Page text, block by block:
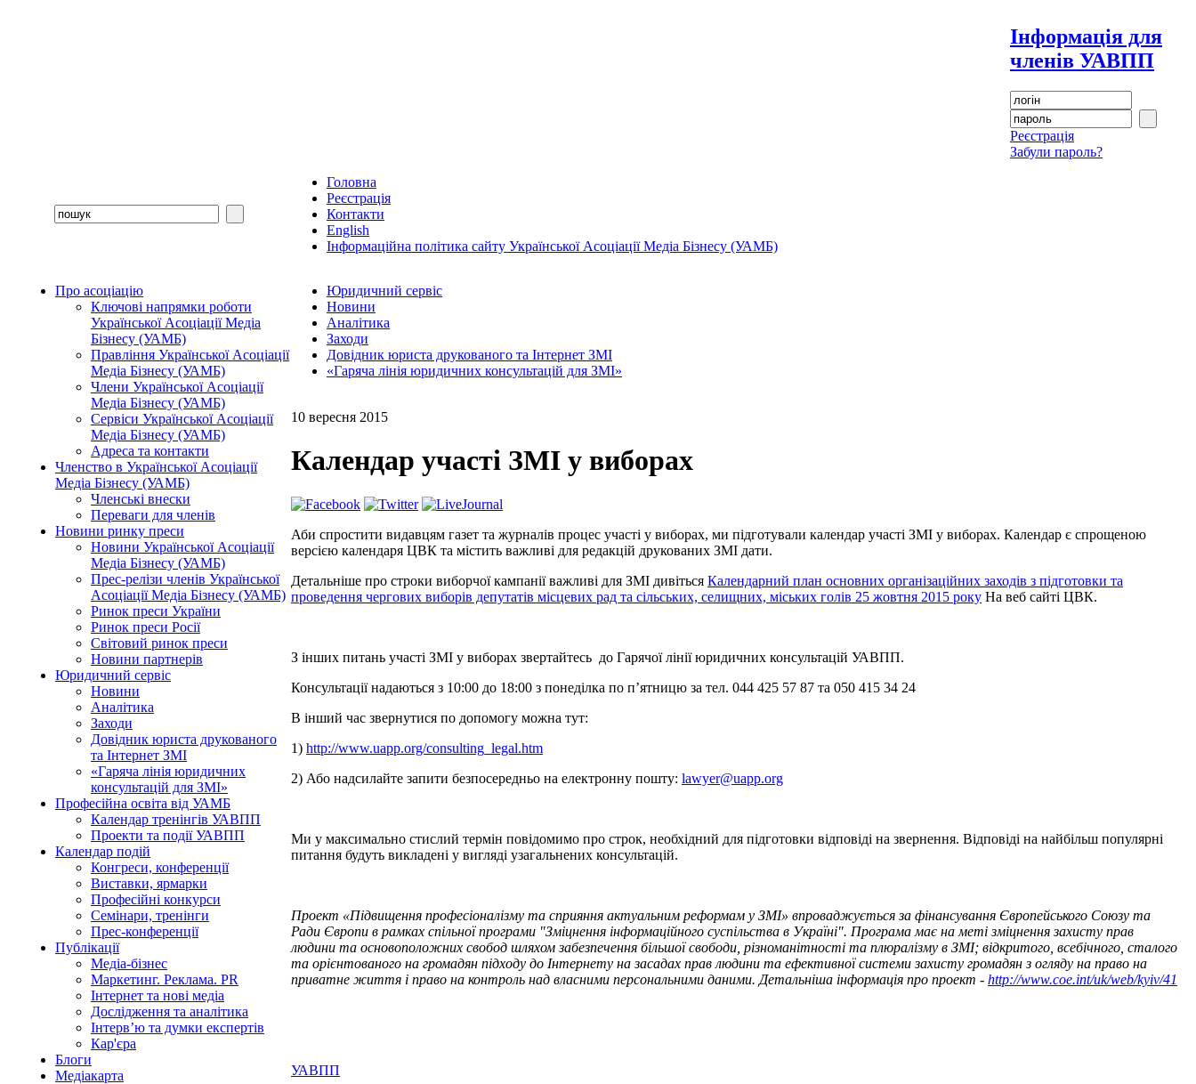
Інформація для
членів УАВПП
Реєстрація
Забули пароль?
Головна
Реєстрація
Контакти
English
Інформаційна політика сайту Української Асоціації Медіа Бізнесу (УАМБ)
Про асоціацію
Ключові напрямки роботи
Української Асоціації Медіа
Бізнесу (УАМБ)
Правління Української Асоціації
Медіа Бізнесу (УАМБ)
Члени Української Асоціації
Медіа Бізнесу (УАМБ)
Сервіси Української Асоціації
Медіа Бізнесу (УАМБ)
Адреса та контакти
Членство в Української Асоціації
Медіа Бізнесу (УАМБ)
Членські внески
Переваги для членів
Новини ринку преси
Новини Української Асоціації
Медіа Бізнесу (УАМБ)
Прес-релізи членів Української
Асоціації Медіа Бізнесу (УАМБ)
Ринок преси України
Ринок преси Росії
Світовий ринок преси
Новини партнерів
Юридичний сервіс
Новини
Аналітика
Заходи
Довідник юриста друкованого
та Інтернет ЗМІ
«Гаряча лінія юридичних
консультацій для ЗМІ»
Професійна освіта від УАМБ
Календар тренінгів УАВПП
Проекти та події УАВПП
Календар подій
Конгреси, конференції
Виставки, ярмарки
Професійні конкурси
Семінари, тренінги
Прес-конференції
Публікації
Медіа-бізнес
Маркетинг. Реклама. PR
Інтернет та нові медіа
Дослідження та аналітика
Інтерв’ю та думки експертів
Кар'єра
Блоги
Медіакарта
Юридичний сервіс
Новини
Аналітика
Заходи
Довідник юриста друкованого та Інтернет ЗМІ
«Гаряча лінія юридичних консультацій для ЗМІ»
10 вересня 2015
Календар участі ЗМІ у виборах
Аби спростити видавцям газет та журналів процес участі у виборах, ми підготували календар участі ЗМІ у виборах. Календар є спрощеною
версією календаря ЦВК та містить важливі для редакцій друкованих ЗМІ дати.
Детальніше про строки виборчої кампанії важливі для ЗМІ дивіться Календарний план основних організаційних заходів з підготовки та
проведення чергових виборів депутатів місцевих рад та сільських, селищних, міських голів 25 жовтня 2015 року На веб сайті ЦВК.
З інших питань участі ЗМІ у виборах звертайтесь до Гарячої лінії юридичних консультацій УАВПП.
Консультації надаються з 10:00 до 18:00 з понеділка по п’ятницю за тел. 044 425 57 87 та 050 415 34 24
В інший час звернутися по допомогу можна тут:
1) http://www.uapp.org/consulting_legal.htm
2) Або надсилайте запити безпосередньо на електронну пошту: lawyer@uapp.org
Ми у максимально стислий термін повідомимо про строк, необхідний для підготовки відповіді на звернення. Відповіді на найбільш популярні
питання будуть викладені у вигляді узагальнених консультацій.
Проект «Підвищення професіоналізму та сприяння актуальним реформам у ЗМІ» впроваджується за фінансування Європейського Союзу та
Ради Європи в рамках спільної програми "Зміцнення інформаційного суспільства в Україні". Програма має на меті зміцнення захисту прав
людини та основоположних свобод шляхом забезпечення більшої свободи, різноманітності та плюралізму в ЗМІ; відкритого, всебічного, сталого
та орієнтованого на громадян підходу до Інтернету на засадах прав людини та ефективної системи захисту громадян з огляду на право на
приватне життя і право на контроль над власними персональними даними. Детальніша інформація про проект - http://www.coe.int/uk/web/kyiv/41
УАВПП